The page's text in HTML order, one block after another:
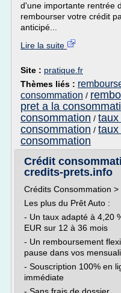
d'une importante rentrée
rembourser votre crédit
anticipé...
Lire la suite
Site : pratique.fr
Thèmes liés :
consommation /
pret a la
consommation / taux
consommation / taux
consommation
Crédit
credits-prets.info
Crédits Consommation
Les plus du Prêt Auto :
- Un taux adapté à 4,20
EUR sur 12 à 36 mois
- Un remboursement
pause dans vos
- Souscription 100% en
immédiate